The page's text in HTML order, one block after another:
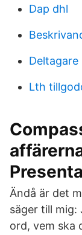
Dap dhl
Deltagare
Lth
Ändå är det
säger till mig:
ord, vem ska